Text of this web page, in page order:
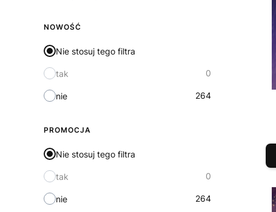
NOWOŚĆ
Nie stosuj tego filtra
tak 0
nie 264
PROMOCJA
Nie stosuj tego filtra
tak 0
nie 264